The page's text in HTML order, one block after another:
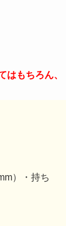
はもちろん、
）・持ち